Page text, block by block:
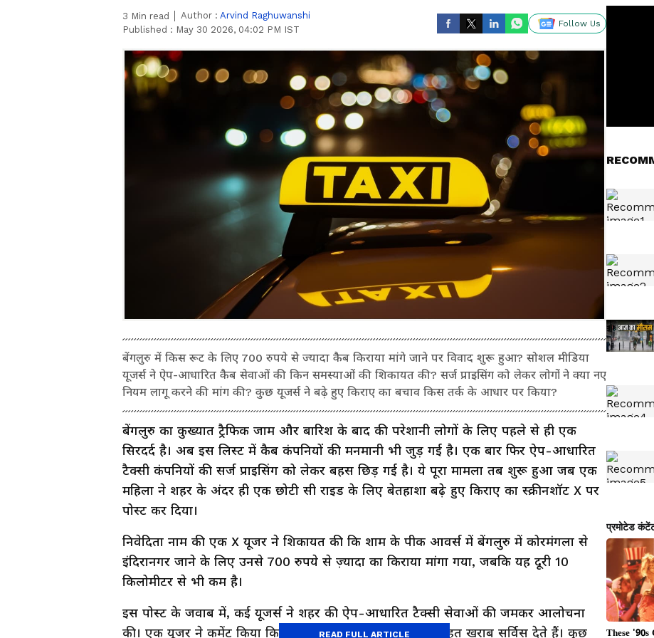
3 Min read Author : Arvind Raghuwanshi
Published : May 30 2026, 04:02 PM IST
Follow Us
बेंगलुरु में किस रूट के लिए 700 रुपये से ज्यादा कैब किराया मांगे जाने पर विवाद शुरू हुआ? सोशल मीडिया
यूजर्स ने ऐप-आधारित कैब सेवाओं की किन समस्याओं की शिकायत की? सर्ज प्राइसिंग को लेकर लोगों ने क्या नए
नियम लागू करने की मांग की? कुछ यूजर्स ने बढ़े हुए किराए का बचाव किस तर्क के आधार पर किया?
बेंगलुरु का कुख्यात ट्रैफिक जाम और बारिश के बाद की परेशानी लोगों के लिए पहले से ही एक
सिरदर्द है। अब इस लिस्ट में कैब कंपनियों की मनमानी भी जुड़ गई है। एक बार फिर ऐप-आधारित
टैक्सी कंपनियों की सर्ज प्राइसिंग को लेकर बहस छिड़ गई है। ये पूरा मामला तब शुरू हुआ जब एक
महिला ने शहर के अंदर ही एक छोटी सी राइड के लिए बेतहाशा बढ़े हुए किराए का स्क्रीनशॉट X पर
पोस्ट कर दिया।
निवेदिता नाम की एक X यूजर ने शिकायत की कि शाम के पीक आवर्स में बेंगलुरु में कोरमंगला से
इंदिरानगर जाने के लिए उनसे 700 रुपये से ज़्यादा का किराया मांगा गया, जबकि यह दूरी 10
किलोमीटर से भी कम है।
इस पोस्ट के जवाब में, कई यूजर्स ने शहर की ऐप-आधारित टैक्सी सेवाओं की जमकर आलोचना
की। एक यूजर ने कमेंट किया कि बेंगलुरु में कैब एग्रीगेटर्स अक्सर बहुत खराब सर्विस देते हैं। कुछ
READ FULL ARTICLE